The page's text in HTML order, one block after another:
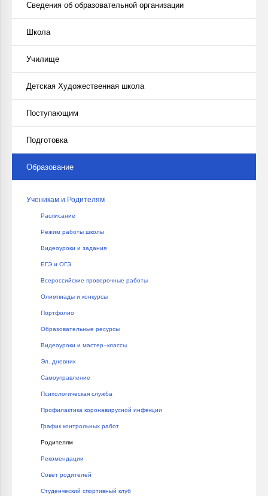
Курсы повышения квалификации
Центр непрерывного образования
Конкурсы
Творческий инкубатор
Сведения об образовательной организации
Школа
Училище
Детская Художественная школа
Поступающим
Подготовка
Образование
Ученикам и Родителям
Расписание
Режим работы школы
Видеоуроки и задания
ЕГЭ и ОГЭ
Всероссийские проверочные работы
Олимпиады и конкурсы
Портфолио
Образовательные ресурсы
Видеоуроки и мастер-классы
Эл. дневник
Самоуправление
Психологическая служба
Профилактика коронавирусной инфекции
График контрольных работ
Родителям
Рекомендации
Совет родителей
Студенческий спортивный клуб